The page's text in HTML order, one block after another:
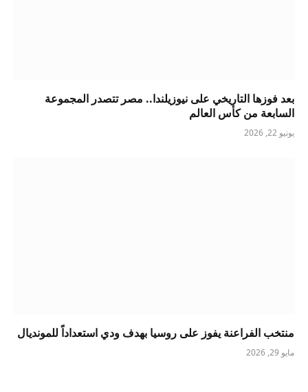
بعد فوزها التاريخي على نيوزيلندا.. مصر تتصدر المجموعة
السابعة من كأس العالم
يونيو 22, 2026
منتخب الفراعنة يفوز على روسيا بهدف ودي استعداداً للمونديال
مايو 29, 2026